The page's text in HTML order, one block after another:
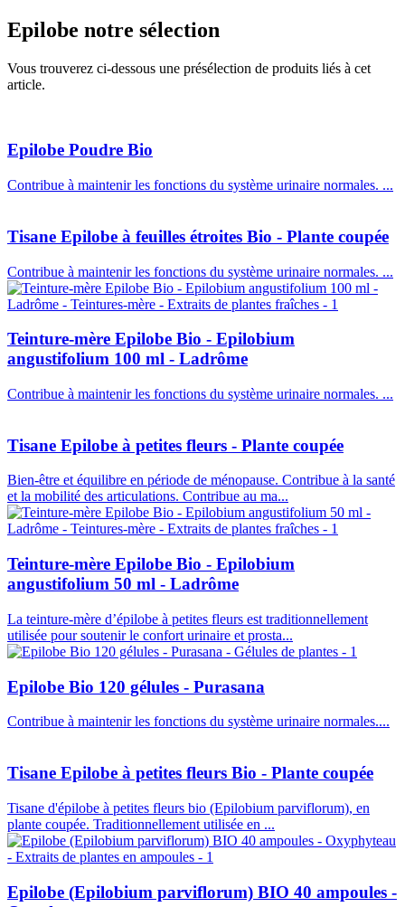
Epilobe notre sélection
Vous trouverez ci-dessous une présélection de produits liés à cet
article.
Epilobe Poudre Bio
Contribue à maintenir les fonctions du système urinaire normales. ...
Tisane Epilobe à feuilles étroites Bio - Plante coupée
Contribue à maintenir les fonctions du système urinaire normales. ...
Teinture-mère Epilobe Bio - Epilobium
angustifolium 100 ml - Ladrôme
Contribue à maintenir les fonctions du système urinaire normales. ...
Tisane Epilobe à petites fleurs - Plante coupée
Bien-être et équilibre en période de ménopause. Contribue à la santé
et la mobilité des articulations. Contribue au ma...
Teinture-mère Epilobe Bio - Epilobium
angustifolium 50 ml - Ladrôme
La teinture-mère d’épilobe à petites fleurs est traditionnellement
utilisée pour soutenir le confort urinaire et prosta...
Epilobe Bio 120 gélules - Purasana
Contribue à maintenir les fonctions du système urinaire normales....
Tisane Epilobe à petites fleurs Bio - Plante coupée
Tisane d'épilobe à petites fleurs bio (Epilobium parviflorum), en
plante coupée. Traditionnellement utilisée en ...
Epilobe (Epilobium parviflorum) BIO 40 ampoules -